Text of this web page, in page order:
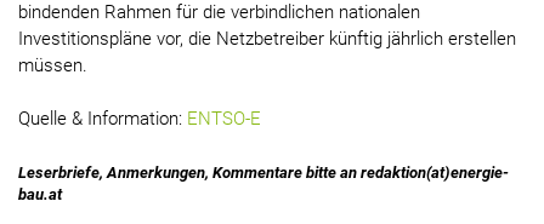
bindenden Rahmen für die verbindlichen nationalen
Investitionspläne vor, die Netzbetreiber künftig jährlich erstellen
müssen.
Quelle & Information: ENTSO-E
Leserbriefe, Anmerkungen, Kommentare bitte an redaktion(at)energie-
bau.at